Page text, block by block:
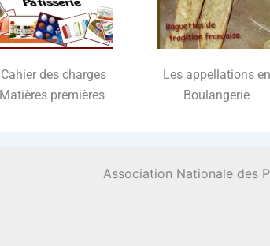
Cahier des charges
Matières premières
Les appel­la­tions en
Boulangerie
Association Nationale des